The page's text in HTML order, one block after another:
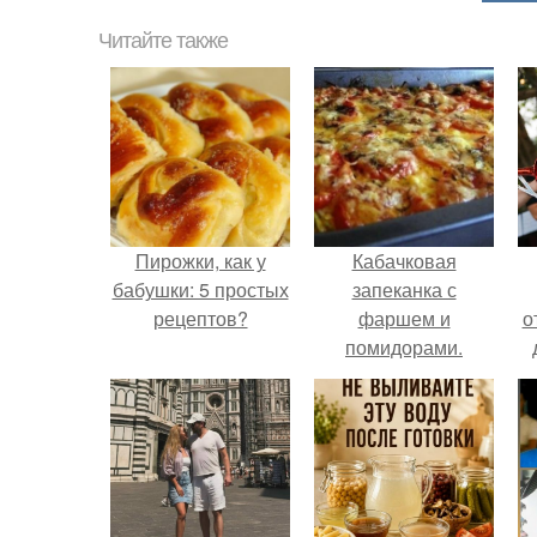
Читайте также
Пирожки, как у
бабушки: 5 простых
рецептов?
Кабачковая
запеканка с
фаршем и
помидорами.